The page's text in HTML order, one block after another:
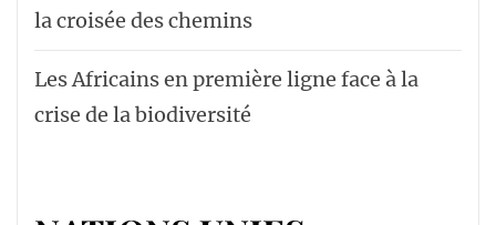
la croisée des chemins
Les Africains en première ligne face à la
crise de la biodiversité